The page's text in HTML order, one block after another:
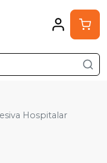
Hospitalar